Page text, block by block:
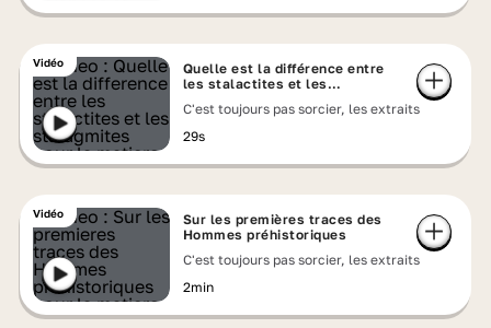
Vidéo
Quelle est la différence entre
les stalactites et les
C'est toujours pas sorcier, les extraits
29s
Vidéo
Sur les premières traces des
Hommes préhistoriques
C'est toujours pas sorcier, les extraits
2min